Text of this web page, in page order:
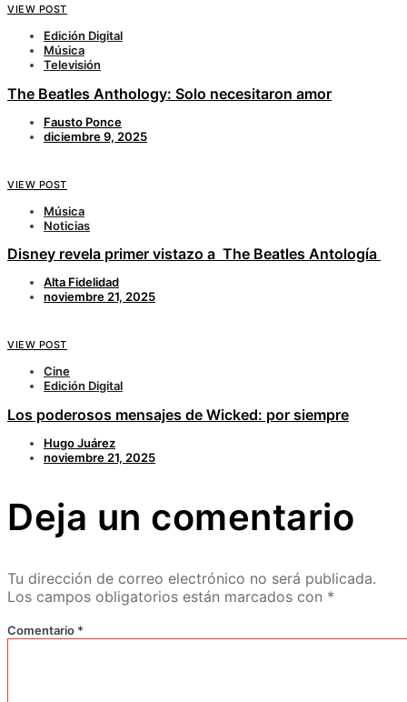
VIEW POST
Edición Digital
Música
Televisión
The Beatles Anthology: Solo necesitaron amor
Fausto Ponce
diciembre 9, 2025
VIEW POST
Música
Noticias
Disney revela primer vistazo a The Beatles Antología
Alta Fidelidad
noviembre 21, 2025
VIEW POST
Cine
Edición Digital
Los poderosos mensajes de Wicked: por siempre
Hugo Juárez
noviembre 21, 2025
Deja un comentario
Tu dirección de correo electrónico no será publicada.
Los campos obligatorios están marcados con *
Comentario *